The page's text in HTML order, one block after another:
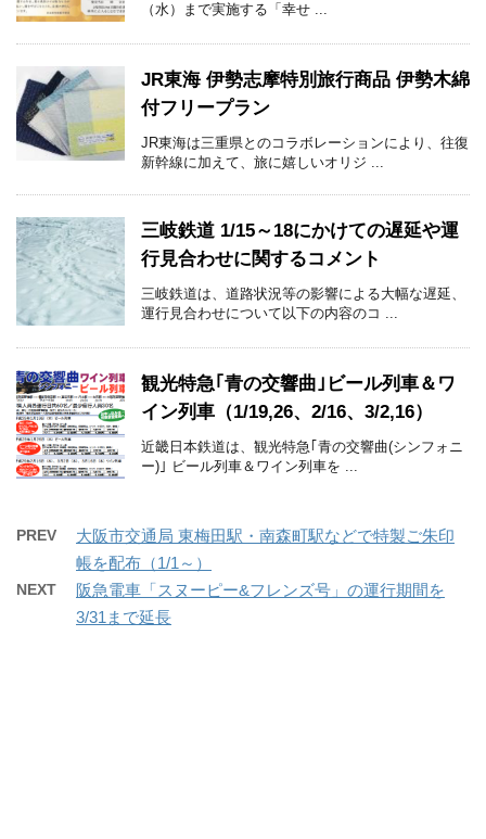
（水）まで実施する「幸せ ...
JR東海 伊勢志摩特別旅行商品 伊勢木綿
付フリープラン
JR東海は三重県とのコラボレーションにより、往復
新幹線に加えて、旅に嬉しいオリジ ...
三岐鉄道 1/15～18にかけての遅延や運
行見合わせに関するコメント
三岐鉄道は、道路状況等の影響による大幅な遅延、
運行見合わせについて以下の内容のコ ...
観光特急｢青の交響曲｣ビール列車＆ワ
イン列車（1/19,26、2/16、3/2,16）
近畿日本鉄道は、観光特急｢青の交響曲(シンフォニ
ー)｣ ビール列車＆ワイン列車を ...
PREV
大阪市交通局 東梅田駅・南森町駅などで特製ご朱印
帳を配布（1/1～）
NEXT
阪急電車「スヌーピー&フレンズ号」の運行期間を
3/31まで延長